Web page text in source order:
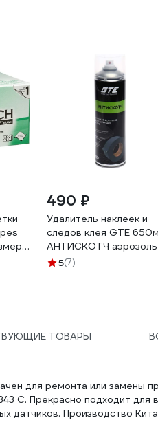
490 ₽
Удалитель наклеек и
следов клея GTE
АНТИСКОТЧ
AS650 428810
5(7)
ТОВАРЫ
для ремонта или замены
С. Прекрасно подходит для
датчиков. Производство